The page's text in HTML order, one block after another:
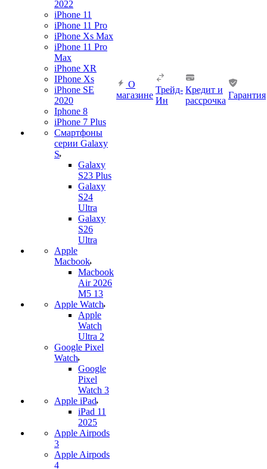
2022
iPhone 11
iPhone 11 Pro
iPhone Xs Max
iPhone 11 Pro
Max
iPhone XR
IPhone Xs
iPhone SE
2020
Iphone 8
iPhone 7 Plus
Смартфоны
серии Galaxy
S
Galaxy
S23 Plus
Galaxy
S24
Ultra
Galaxy
S26
Ultra
Apple
Macbook
Macbook
Air 2026
M5 13
Apple Watch
Apple
Watch
Ultra 2
Google Pixel
Watch
Google
Pixel
Watch 3
Apple iPad
iPad 11
2025
Apple Airpods
3
Apple Airpods
4
О
магазине
Трейд-
Ин
Кредит и
рассрочка
Гарантия